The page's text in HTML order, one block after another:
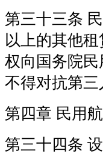
第三十三条
以上的其他
权向国务院
不得对抗第三
第四章 民用
第三十四条